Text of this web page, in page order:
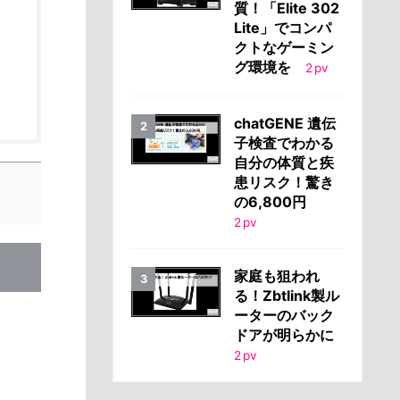
質！「Elite 302
Lite」でコンパ
クトなゲーミン
グ環境を
2 pv
chatGENE 遺伝
子検査でわかる
自分の体質と疾
患リスク！驚き
の6,800円
2 pv
家庭も狙われ
る！Zbtlink製ル
ーターのバック
ドアが明らかに
2 pv